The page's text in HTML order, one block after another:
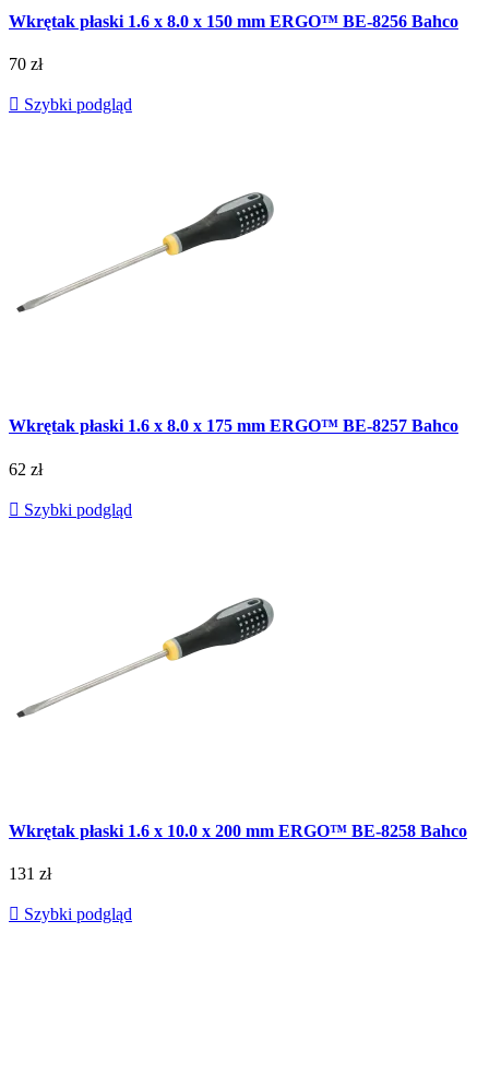
Wkrętak płaski 1.6 x 8.0 x 150 mm ERGO™ BE-8256 Bahco
70 zł
 Szybki podgląd
Wkrętak płaski 1.6 x 8.0 x 175 mm ERGO™ BE-8257 Bahco
62 zł
 Szybki podgląd
Wkrętak płaski 1.6 x 10.0 x 200 mm ERGO™ BE-8258 Bahco
131 zł
 Szybki podgląd